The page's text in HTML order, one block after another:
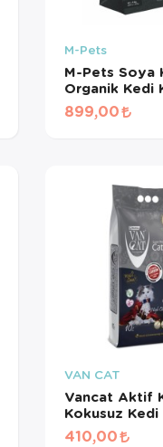
M-Pets
M-Pets Soya
Organik Kedi
Lt
899,00
VAN CAT
Vancat Aktif
Kokusuz Kedi
Lt
410,00